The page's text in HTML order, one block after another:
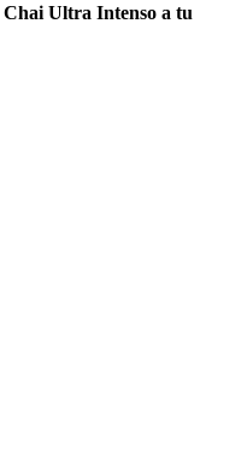
Chai Ultra Intenso a tu